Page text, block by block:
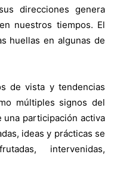
direcciones genera
nuestros tiempos. El
huellas en algunas de
de vista y tendencias
múltiples signos del
una participación activa
ideas y prácticas se
intervenidas,